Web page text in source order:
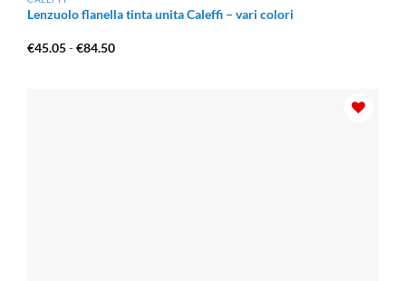
Lenzuolo flanella tinta unita Caleffi – vari colori
€45.05-€84.50Fascia